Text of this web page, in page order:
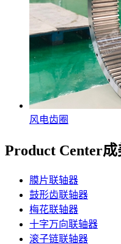
风电齿圈
Product Center成
膜片联轴器
鼓形齿联轴器
梅花联轴器
十字万向联轴器
滚子链联轴器